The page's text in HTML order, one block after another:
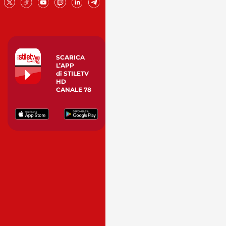
SCARICA
L’APP
di STILETV
HD
CANALE 78